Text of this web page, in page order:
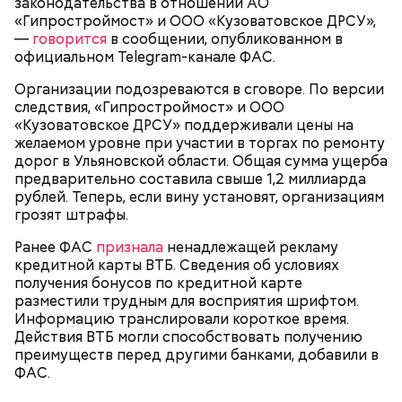
«Гипростроймост» и ООО «Кузоватовское ДРСУ»,
— говорится в сообщении, опубликованном в
официальном Telegram-канале ФАС.
Организации подозреваются в сговоре. По версии
следствия, «Гипростроймост» и ООО
«Кузоватовское ДРСУ» поддерживали цены на
желаемом уровне при участии в торгах по ремонту
дорог в Ульяновской области. Общая сумма ущерба
предварительно составила свыше 1,2 миллиарда
рублей. Теперь, если вину установят, организациям
грозят штрафы.
Ранее ФАС признала ненадлежащей рекламу
кредитной карты ВТБ. Сведения об условиях
получения бонусов по кредитной карте
разместили трудным для восприятия шрифтом.
Информацию транслировали короткое время.
Действия ВТБ могли способствовать получению
преимуществ перед другими банками, добавили в
ФАС.
Кто еще был жертвой Миссюры
Как идет расследование